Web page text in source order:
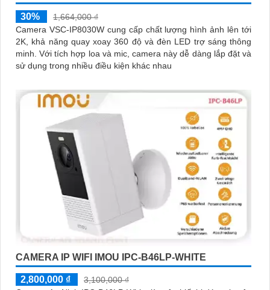
30%
1,664,000 ₫
Camera VSC-IP8030W cung cấp chất lượng hình ảnh lên tới
2K, khả năng quay xoay 360 độ và đèn LED trợ sáng thông
minh. Với tích hợp loa và mic, camera này dễ dàng lắp đặt và
sử dụng trong nhiều điều kiện khác nhau
CAMERA IP WIFI IMOU IPC-B46LP-WHITE
2,800,000 ₫
3,100,000 ₫